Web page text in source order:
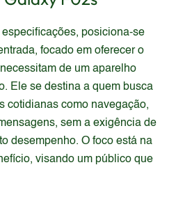
posiciona-se
focado em oferecer o
de um aparelho
Ele se destina a quem busca
cotidianas como navegação,
sem a exigência de
desempenho. O foco está na
visando um público que